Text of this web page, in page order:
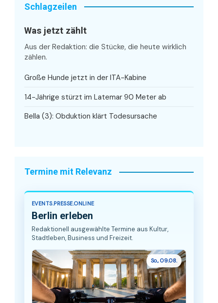
Schlagzeilen
Was jetzt zählt
Aus der Redaktion: die Stücke, die heute wirklich
zählen.
Große Hunde jetzt in der ITA-Kabine
14-Jährige stürzt im Latemar 90 Meter ab
Bella (3): Obduktion klärt Todesursache
Termine mit Relevanz
EVENTS.PRESSE.ONLINE
Berlin erleben
Redaktionell ausgewählte Termine aus Kultur,
Stadtleben, Business und Freizeit.
So., 09.08.